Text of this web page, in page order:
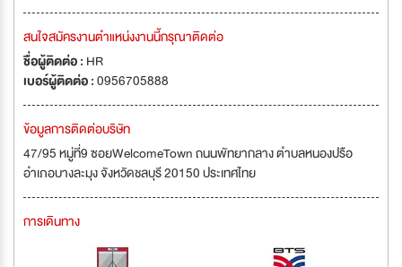
สนใจสมัครงานตำแหน่งงานนี้กรุณาติดต่อ
ชื่อผู้ติดต่อ : HR
เบอร์ผู้ติดต่อ :0956705888
ข้อมูลการติดต่อบริษัท
47/95 หมู่ที่9 ซอยWelcomeTown ถนนพัทยากลาง ตำบลหนองปรือ
อำเภอบางละมุง จังหวัดชลบุรี 20150 ประเทศไทย
การเดินทาง